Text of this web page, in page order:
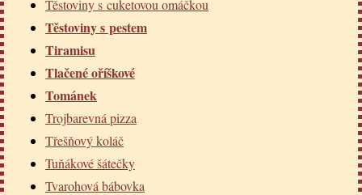
Těstoviny s cuketovou omáčkou
Těstoviny s pestem
Tiramisu
Tlačené oříškové
Tománek
Trojbarevná pizza
Třešňový koláč
Tuňákové šátečky
Tvarohová bábovka